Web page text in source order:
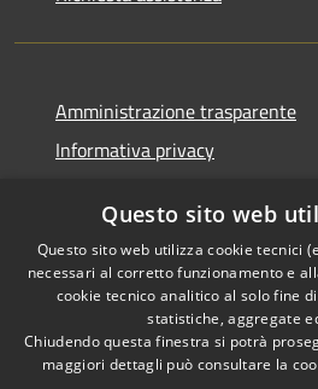
Amministrazione trasparente
Informativa privacy
Dichiarazione di accessibilità
RSS
Accessibilità
Questo sito web
Questo sito web utilizza cookie tecnici
necessari al corretto funzionamento e
cookie tecnico analitico al solo fine
statistiche, aggregate
Chiudendo questa finestra si potrà
maggiori dettagli può consultare la